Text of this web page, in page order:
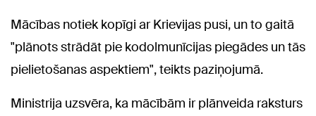
Mācības notiek kopīgi ar Krievijas pusi, un to gaitā
"plānots strādāt pie kodolmunīcijas piegādes un tās
pielietošanas aspektiem", teikts paziņojumā.
Ministrija uzsvēra, ka mācībām ir plānveida raksturs